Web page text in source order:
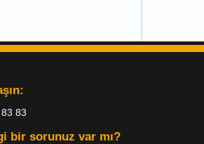
83
bir sorunuz var mı?